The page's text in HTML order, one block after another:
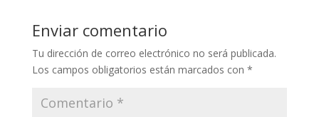
Enviar comentario
Tu dirección de correo electrónico no será publicada.
Los campos obligatorios están marcados con *